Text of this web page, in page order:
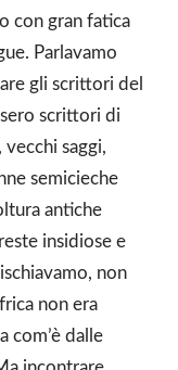
con gran fatica
Parlavamo
gli scrittori del
scrittori di
saggi,
semicieche
antiche
insidiose e
non
non era
com’è dalle